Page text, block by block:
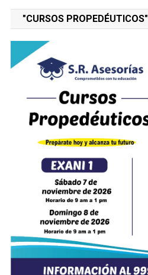
"CURSOS PROPEDÉUTICOS"